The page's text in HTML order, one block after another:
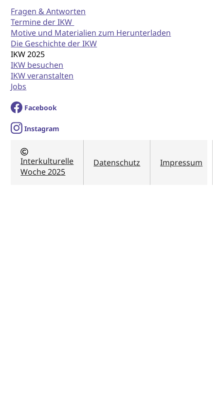
Fragen & Antworten
Termine der IKW
Motive und Materialien zum Herunterladen
Die Geschichte der IKW
IKW 2025
IKW besuchen
IKW veranstalten
Jobs
Facebook
Instagram
Interkulturelle
Woche 2025
Datenschutz Impressum